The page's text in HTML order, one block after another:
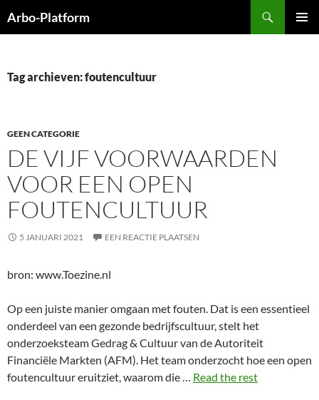
naar
Arbo-Platform
Tag archieven: foutencultuur
GEEN CATEGORIE
DE VIJF VOORWAARDEN
VOOR EEN OPEN
FOUTENCULTUUR
5 JANUARI 2021 EEN REACTIE PLAATSEN
bron: www.Toezine.nl
Op een juiste manier omgaan met fouten. Dat is een essentieel
onderdeel van een gezonde bedrijfscultuur, stelt het
onderzoeksteam Gedrag & Cultuur van de Autoriteit
Financiële Markten (AFM). Het team onderzocht hoe een open
foutencultuur eruitziet, waarom die … Read the rest